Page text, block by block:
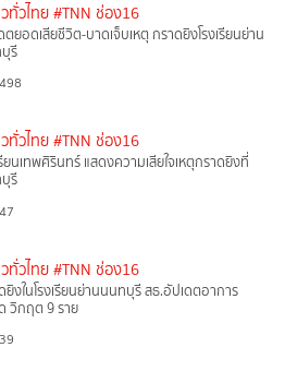
ทั่วไทย #TNN ช่อง16
ตยอดเสียชีวิต-บาดเจ็บเหตุ กราดยิงโรงเรียนย่าน
รี
498
ทั่วไทย #TNN ช่อง16
รียนเทพศิรินทร์ แสดงความเสียใจเหตุกราดยิงที่
รี
47
ทั่วไทย #TNN ช่อง16
ยิงในโรงเรียนย่านนนทบุรี สธ.อัปเดตอาการ
วิกฤต 9 ราย
39